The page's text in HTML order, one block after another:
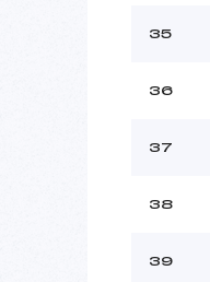
35
36
37
38
39